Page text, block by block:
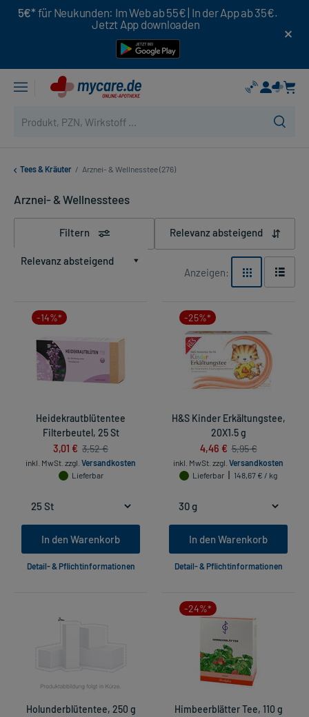
5€* für Neukunden: Im Web ab 55€ | In der App ab 35€.
Jetzt App downloaden
Tees & Kräuter / Arznei- & Wellnesstee (276)
Arznei- & Wellnesstees
Filtern Relevanz absteigend
Relevanz absteigend
Anzeigen:
-14%*
Heidekrautblütentee
Filterbeutel, 25 St
3,01 € 3,52 €
inkl. MwSt. zzgl. Versandkosten
Lieferbar
In den Warenkorb
Detail- & Pflichtinformationen
-25%*
H&S Kinder Erkältungstee,
20X1.5 g
4,46 € 5,95 €
inkl. MwSt. zzgl. Versandkosten
Lieferbar
148,67 € / kg
In den Warenkorb
Detail- & Pflichtinformationen
Holunderblütentee, 250 g
-24%*
Himbeerblätter Tee, 110 g